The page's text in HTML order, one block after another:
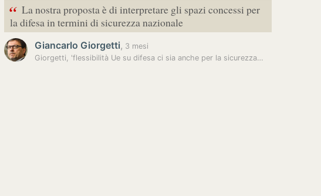
“ La nostra proposta è di interpretare gli spazi concessi per
la difesa in termini di sicurezza nazionale
Giancarlo Giorgetti, 3 mesi
Giorgetti, 'flessibilità Ue su difesa ci sia anche per la sicurezza…